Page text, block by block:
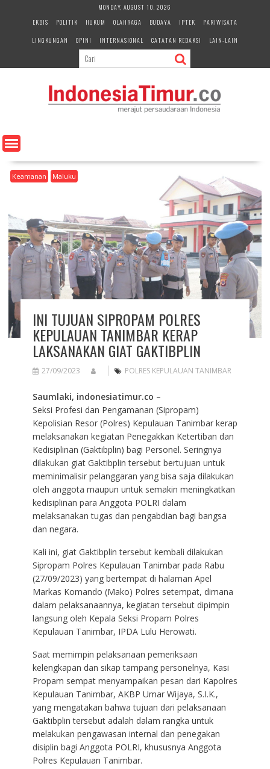
e
n
MONDAY, AUGUST 10, 2026
EKBIS
POLITIK HUKUM OLAHRAGA BUDAYA IPTEK
PARIWISATA
LINGKUNGAN
OPINI INTERNASIONAL CATATAN REDAKSI LAIN-LAIN
Keamanan Maluku
INI TUJUAN SIPROPAM POLRES
KEPULAUAN TANIMBAR KERAP
LAKSANAKAN GIAT GAKTIBPLIN
27/09/2023 POLRES KEPULAUAN TANIMBAR
Saumlaki, indonesiatimur.co –
Seksi Profesi dan Pengamanan (Sipropam)
Kepolisian Resor (Polres) Kepulauan Tanimbar kerap
melaksanakan kegiatan Penegakkan Ketertiban dan
Kedisiplinan (Gaktibplin) bagi Personel. Seringnya
dilakukan giat Gaktibplin tersebut bertujuan untuk
meminimalisir pelanggaran yang bisa saja dilakukan
oleh anggota maupun untuk semakin meningkatkan
kedisiplinan para Anggota POLRI dalam
melaksanakan tugas dan pengabdian bagi bangsa
dan negara.
Kali ini, giat Gaktibplin tersebut kembali dilakukan
Sipropam Polres Kepulauan Tanimbar pada Rabu
(27/09/2023) yang bertempat di halaman Apel
Markas Komando (Mako) Polres setempat, dimana
dalam pelaksanaannya, kegiatan tersebut dipimpin
langsung oleh Kepala Seksi Propam Polres
Kepulauan Tanimbar, IPDA Lulu Herowati.
Saat memimpin pelaksanaan pemeriksaan
kelengkapan dan sikap tampang personelnya, Kasi
Propam sempat menyampaikan pesan dari Kapolres
Kepulauan Tanimbar, AKBP Umar Wijaya, S.I.K.,
yang mengatakan bahwa tujuan dari pelaksanaan
Gaktibplin tersebut adalah dalam rangka untuk
melakukan pengawasan internal dan penegakan
disiplin bagi Anggota POLRI, khususnya Anggota
Polres Kepulauan Tanimbar.